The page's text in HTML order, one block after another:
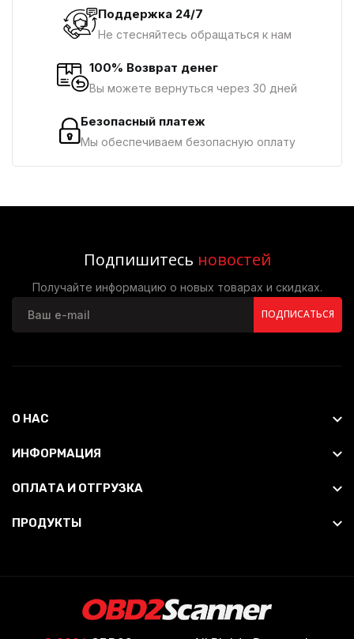
Поддержка 24/7
Не стесняйтесь обращаться к нам
100% Возврат денег
Вы можете вернуться через 30 дней
Безопасный платеж
Мы обеспечиваем безопасную оплату
Подпишитесь новостей
Получайте информацию о новых товарах и скидках.
ПОДПИСАТЬСЯ
О НАС
ИНФОРМАЦИЯ
ОПЛАТА И ОТГРУЗКА
ПРОДУКТЫ